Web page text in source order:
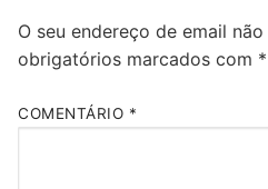
O seu endereço de email
obrigatórios marcados com *
COMENTÁRIO *